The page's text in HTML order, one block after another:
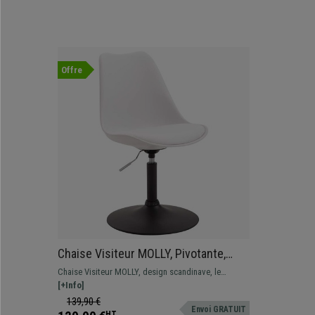
Offre
Chaise Visiteur MOLLY, Pivotante,
Piétement Métallique Noir Mat, Cuir,
Blanc
Chaise Visiteur MOLLY, design scandinave, le
modèle parfait pour créer une atmosphère unique,
piétement chromé solide et base ronde pour garantir
la stabilité
[+Info]
139,90 €
Envoi GRATUIT